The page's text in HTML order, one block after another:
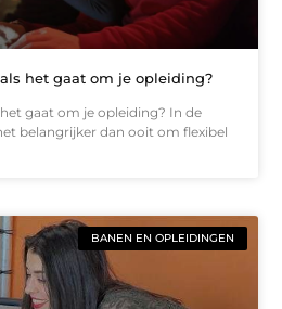
het gaat om je opleiding?
gaat om je opleiding? In de
belangrijker dan ooit om flexibel
BANEN EN OPLEIDINGEN